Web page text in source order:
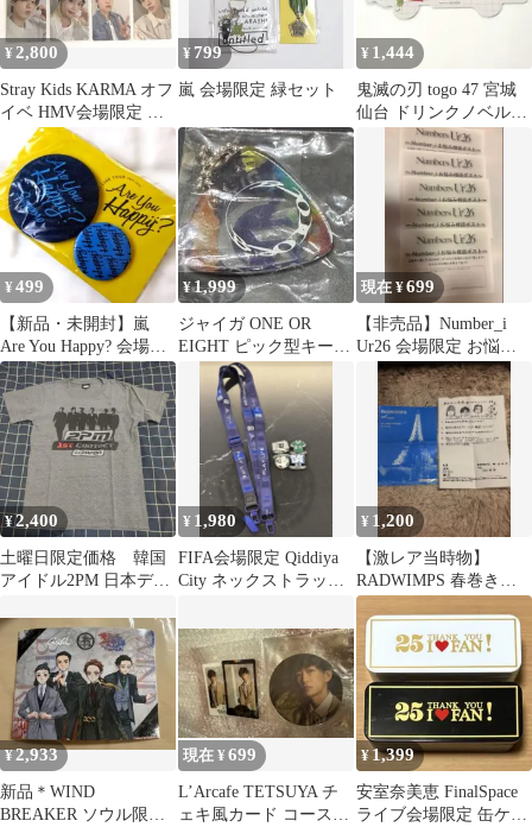
¥2,800
Stray Kids KARMA オフ
イベ HMV会場限定 ト
レカ セミコンプ
¥ 799
嵐 会場限定 緑セット
¥ 1,444
鬼滅の刃 togo 47 宮城
仙台 ドリンクノベルテ
ィ ダイカットカード 1
¥ 499
【新品・未開封】嵐
Are You Happy? 会場限
定バッジ（札幌・青）
¥1,999
ジャイガ ONE OR
EIGHT ピック型キーホ
ルダー GIGA 2026
現在 ¥699
【非売品】Number_i
Ur26 会場限定 お悩み
相談ポスト用紙5枚
¥2,400
土曜日限定価格 韓国
アイドル2PM 日本デビ
売Tシャツ
¥ 1,980
FIFA会場限定 Qiddiya
City ネックストラップ
¥ 1,200
【激レア当時物】
RADWIMPS 春巻きツ
アー 会場限定アンケー
ト ボクチン号外
¥2,933
新品＊WIND
BREAKER ソウル限定
現在 ¥699
L’Arcafe TETSUYA チ
ェキ風カード コースタ
¥ 1,399
安室奈美恵 FinalSpace
ライブ会場限定 缶ケー